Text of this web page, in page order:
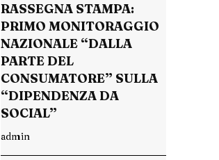
RASSEGNA STAMPA:
PRIMO MONITORAGGIO
NAZIONALE “DALLA
PARTE DEL
CONSUMATORE” SULLA
“DIPENDENZA DA
SOCIAL”
admin